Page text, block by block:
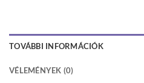
TOVÁBBI INFORMÁCIÓK
VÉLEMÉNYEK (0)